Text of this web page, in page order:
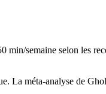
min/semaine selon les
La méta-analyse de